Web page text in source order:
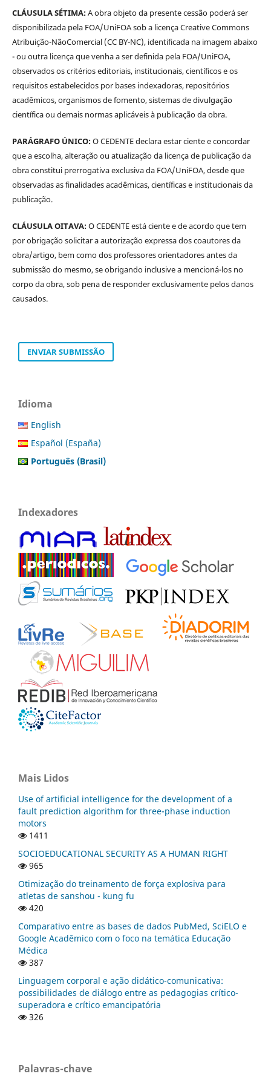
CLÁUSULA SÉTIMA:A obra objeto da presente cessão poderá ser
disponibilizada pela FOA/UniFOA sob a licença Creative Commons
Atribuição-NãoComercial (CC BY-NC), identificada na imagem abaixo
- ou outra licença que venha a ser definida pela FOA/UniFOA,
observados os critérios editoriais, institucionais, científicos e os
requisitos estabelecidos por bases indexadoras, repositórios
acadêmicos, organismos de fomento, sistemas de divulgação
científica ou demais normas aplicáveis à publicação da obra.
PARÁGRAFO ÚNICO:O CEDENTE declara estar ciente e concordar
que a escolha, alteração ou atualização da licença de publicação da
obra constitui prerrogativa exclusiva da FOA/UniFOA, desde que
observadas as finalidades acadêmicas, científicas e institucionais da
publicação.
CLÁUSULA OITAVA:O CEDENTE está ciente e de acordo que tem
por obrigação solicitar a autorização expressa dos coautores da
obra/artigo, bem como dos professores orientadores antes da
submissão do mesmo, se obrigando inclusive a mencioná-los no
corpo da obra, sob pena de responder exclusivamente pelos danos
causados.
ENVIAR SUBMISSÃO
Idioma
English
Español (España)
Português (Brasil)
Indexadores
Mais Lidos
Use of artificial intelligence for the development of a
fault prediction algorithm for three-phase induction
motors
1411
SOCIOEDUCATIONAL SECURITY AS A HUMAN RIGHT
965
Otimização do treinamento de força explosiva para
atletas de sanshou - kung fu
420
Comparativo entre as bases de dados PubMed, SciELO e
Google Acadêmico com o foco na temática Educação
Médica
387
Linguagem corporal e ação didático-comunicativa:
possibilidades de diálogo entre as pedagogias crítico-
superadora e crítico emancipatória
326
Palavras-chave